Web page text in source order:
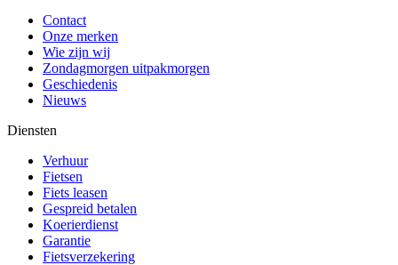
Contact
Onze merken
Wie zijn wij
Zondagmorgen uitpakmorgen
Geschiedenis
Nieuws
Diensten
Verhuur
Fietsen
Fiets leasen
Gespreid betalen
Koerierdienst
Garantie
Fietsverzekering